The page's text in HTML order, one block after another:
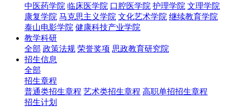
中医药学院 临床医学院 口腔医学院 护理学院 文理学院
康复学院 马克思主义学院 文化艺术学院 继续教育学院
泰山电影学院 健康科技产业学院
教学科研
全部 政策法规 荣誉奖项 思政教育研究院
招生信息
全部
招生章程
普通类招生章程 艺术类招生章程 高职单招招生章程
招生计划